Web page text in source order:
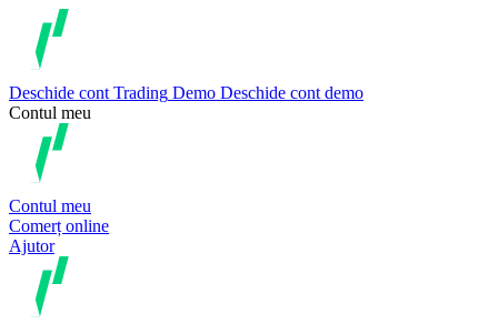
Deschide cont Trading Demo Deschide cont demo
Contul meu
Contul meu
Comerț online
Ajutor